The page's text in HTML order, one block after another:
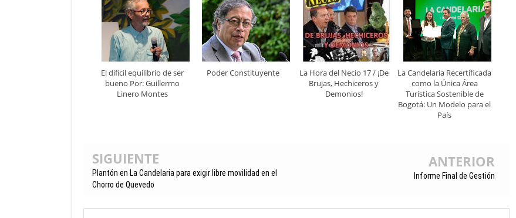
El difícil equilibrio de ser
bueno Por: Guillermo
Linero Montes
Poder Constituyente
La Hora del Necio 17 / ¡De
Brujas, Hechiceros y
Demonios!
La Candelaria Recertificada
como la Única Área
Turística Sostenible de
Bogotá: Un Modelo para el
País
SIGUIENTE
Plantón en La Candelaria para exigir libre movilidad en el
Chorro de Quevedo
ANTERIOR
Informe Final de Gestión